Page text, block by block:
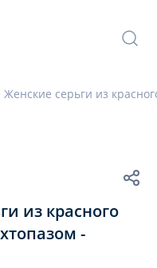
серьги из
из красного
-